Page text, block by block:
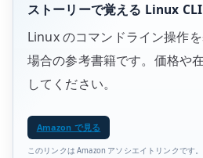
ストーリーで覚える Linux
Linux のコマンドライン操作
場合の参考書籍です。価格や
してください。
Amazon で見る
このリンクは Amazon アソシエイトリンクです。